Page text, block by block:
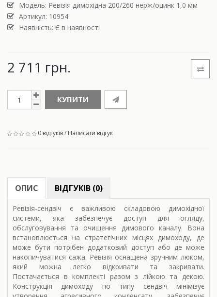
Модель: Ревізія димохідна 200/260 нерж/оцинк 1,0 мм
Артикул: 10954
Наявність: Є в наявності
2 711 грн.
КУПИТИ
0 відгуків/ Написати відгук
ОПИС ВІДГУКІВ (0)
Ревізія-сендвіч є важливою складовою димохідної
системи, яка забезпечує доступ для огляду,
обслуговування та очищення димового каналу. Вона
встановлюється на стратегічних місцях димоходу, де
може бути потрібен додатковий доступ або де може
накопичуватися сажа. Ревізія оснащена зручним люком,
який можна легко відкривати та закривати.
Постачається в комплекті разом з лійкою та декою.
Конструкція димоходу по типу сендвіч мінімізує